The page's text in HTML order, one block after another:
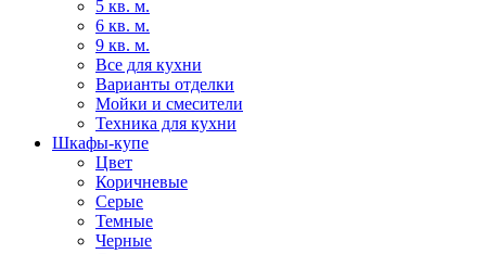
5 кв. м.
6 кв. м.
9 кв. м.
Все для кухни
Варианты отделки
Мойки и смесители
Техника для кухни
Шкафы-купе
Цвет
Коричневые
Серые
Темные
Черные